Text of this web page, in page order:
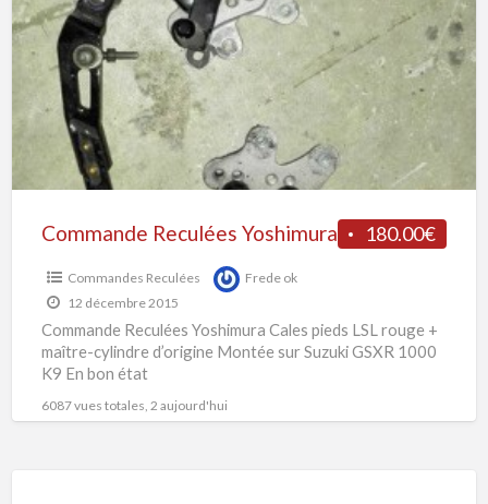
Yoshimura
180.00€
Commande Reculées Yoshimura
Commandes Reculées
Frede ok
12 décembre 2015
Commande Reculées Yoshimura Cales pieds LSL rouge +
maître-cylindre d’origine Montée sur Suzuki GSXR 1000
K9 En bon état
6087 vues totales, 2 aujourd'hui